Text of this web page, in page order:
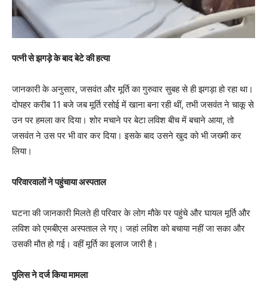
पत्नी से झगड़े के बाद बेटे की हत्या
जानकारी के अनुसार, जसवंत और मूर्ति का गुरुवार सुबह से ही झगड़ा हो रहा था।
दोपहर करीब 11 बजे जब मूर्ति रसोई में खाना बना रही थीं, तभी जसवंत ने चाकू से
उन पर हमला कर दिया। शोर मचाने पर बेटा लविश बीच में बचाने आया, तो
जसवंत ने उस पर भी वार कर दिया। इसके बाद उसने खुद को भी जख्मी कर
लिया।
परिवारवालों ने पहुंचाया अस्पताल
घटना की जानकारी मिलते ही परिवार के लोग मौके पर पहुंचे और घायल मूर्ति और
लविश को एमबीएस अस्पताल ले गए। जहां लविश को बचाया नहीं जा सका और
उसकी मौत हो गई। वहीं मूर्ति का इलाज जारी है।
पुलिस ने दर्ज किया मामला